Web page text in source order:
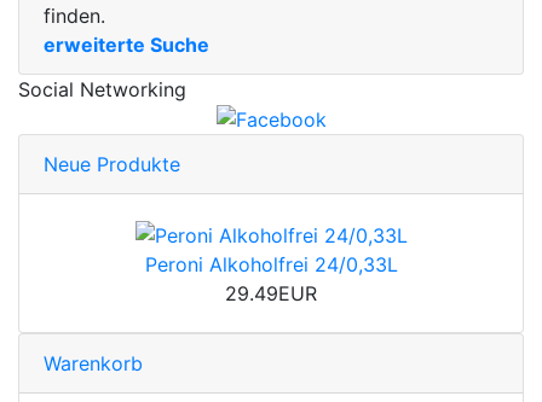
finden.
erweiterte Suche
Social Networking
Neue Produkte
Peroni Alkoholfrei 24/0,33L
29.49EUR
Warenkorb